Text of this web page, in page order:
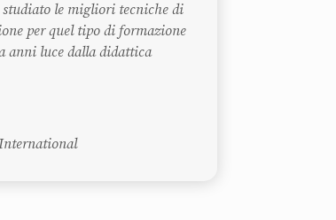
studiato le migliori tecniche di
per quel tipo di formazione
anni luce dalla didattica